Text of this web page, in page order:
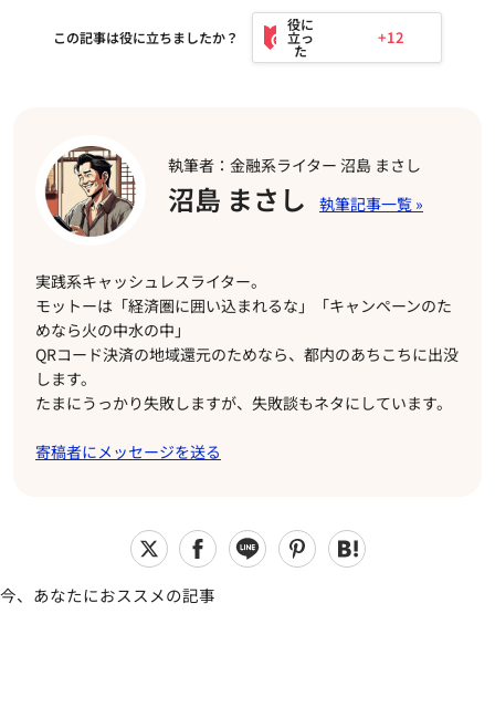
この記事は役に立ちましたか？ +12
執筆者：金融系ライター 沼島 まさし
沼島 まさし
実践系キャッシュレスライター。
モットーは「経済圏に囲い込まれるな」「キャンペーンのた
めなら火の中水の中」
QRコード決済の地域還元のためなら、都内のあちこちに出没
します。
たまにうっかり失敗しますが、失敗談もネタにしています。
寄稿者にメッセージを送る
今、あなたにおススメの記事